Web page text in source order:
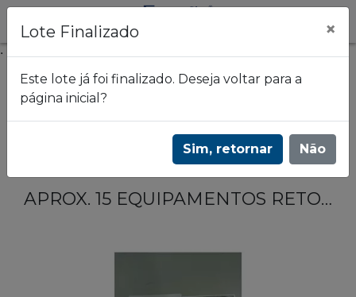
.
Frazão Leilões
LEILÃO DE CELULARES - VIVO - 2928
APROX. 15 EQUIPAMENTOS RETORNADOS DAS LOJAS DE DIVERSAS MARCAS E MODELOS.
Lote Finalizado ×
Este lote já foi finalizado. Deseja voltar para a
página inicial?
Sim, retornar Não